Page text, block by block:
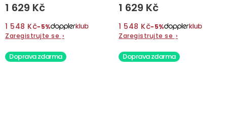
1 629 Kč
1 548 Kč−5%
Zaregistrujte se ›
1 629 Kč
1 548 Kč−5%
Zaregistrujte se ›
Doprava zdarma Doprava zdarma